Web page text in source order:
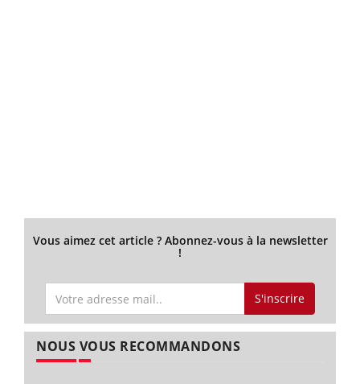
Vous aimez cet article ? Abonnez-vous à la newsletter
!
S'inscrire
NOUS VOUS RECOMMANDONS